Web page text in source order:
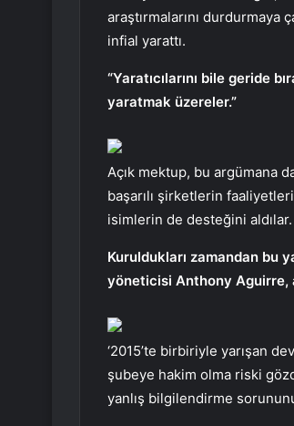
araştırmalarını durdurmaya
infial yarattı.
“Yaratıcılarını bile geride
yaratmak üzereler.”
Açık mektup, bu argümana
başarılı şirketlerin
isimlerin de desteğini aldılar.
Kuruldukları zamandan bu
yöneticisi Anthony Aguirre,
‘2015’te birbiriyle yarışan
şubeye hakim olma riski
yanlış bilgilendirme